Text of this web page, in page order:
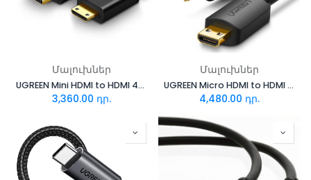
Մալուխներ
UGREEN Mini HDMI to HDMI 4K Cable Male to Male 1.5m 11167
3,360.00 դր.
Մալուխներ
UGREEN Micro HDMI to HDMI 4K Cable Male to Male 2m 30103
4,480.00 դր.